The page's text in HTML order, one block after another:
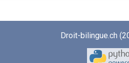
Droit-bilingue.ch